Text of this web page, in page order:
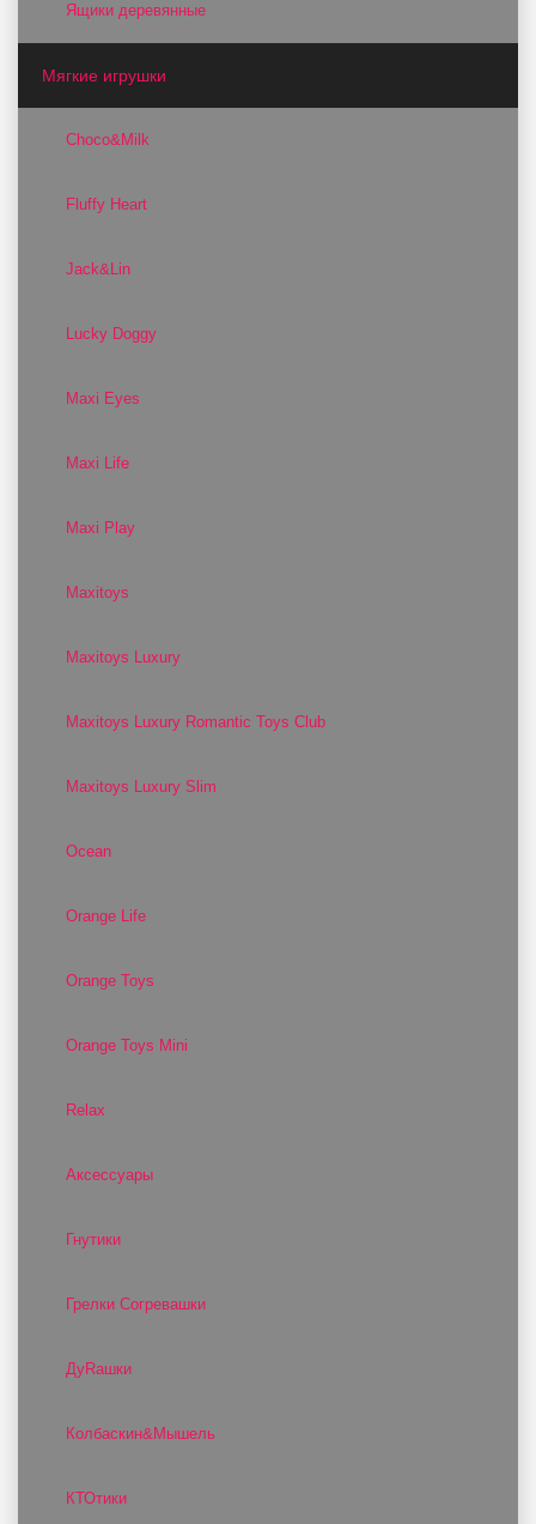
Ящики деревянные
Мягкие игрушки
Choco&Milk
Fluffy Heart
Jack&Lin
Lucky Doggy
Maxi Eyes
Maxi Life
Maxi Play
Maxitoys
Maxitoys Luxury
Maxitoys Luxury Romantic Toys Club
Maxitoys Luxury Slim
Ocean
Orange Life
Orange Toys
Orange Toys Mini
Relax
Аксессуары
Гнутики
Грелки Согревашки
ДуRашки
Колбаскин&Мышель
КТОтики